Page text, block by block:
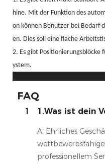
hine. Mit der Funktion des
on können Benutzer bei Bedarf
en. Dies soll eine flache
2. Es gibt Positionierungsblöcke
ystem.
FAQ
1 1.Was ist dein
A: Ehrliches
professionellem